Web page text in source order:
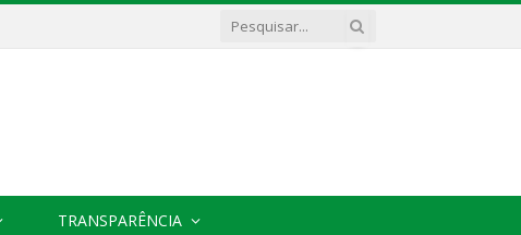
TRANSPARÊNCIA